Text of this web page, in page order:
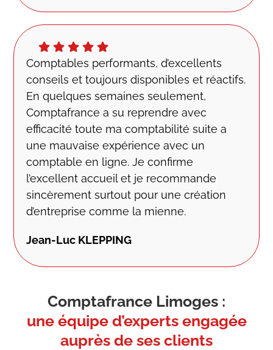
Comptables performants, d’excellents
conseils et toujours disponibles et réactifs.
En quelques semaines seulement,
Comptafrance a su reprendre avec
efficacité toute ma comptabilité suite a
une mauvaise expérience avec un
comptable en ligne. Je confirme
l’excellent accueil et je recommande
sincèrement surtout pour une création
d’entreprise comme la mienne.
Jean-Luc KLEPPING
Comptafrance Limoges :
une équipe d’experts engagée
auprès de ses clients